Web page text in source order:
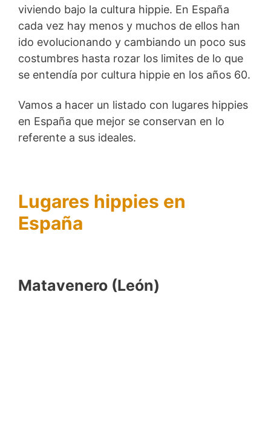
viviendo bajo la cultura hippie. En España
cada vez hay menos y muchos de ellos han
ido evolucionando y cambiando un poco sus
costumbres hasta rozar los limites de lo que
se entendía por cultura hippie en los años 60.
Vamos a hacer un listado con lugares hippies
en España que mejor se conservan en lo
referente a sus ideales.
Lugares hippies en
España
Matavenero (León)